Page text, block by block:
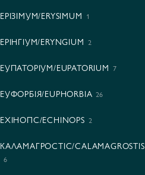
ЕРІЗІМУМ/ERYSIMUM 1
ЕРІНГІУМ/ERYNGIUM 2
ЕУПАТОРІУМ/EUPATORIUM 7
ЕУФОРБІЯ/EUPHORBIA 26
ЕХІНОПС/ECHINOPS 2
КАЛАМАГРОСТІС/CALAMAGROSTIS
6